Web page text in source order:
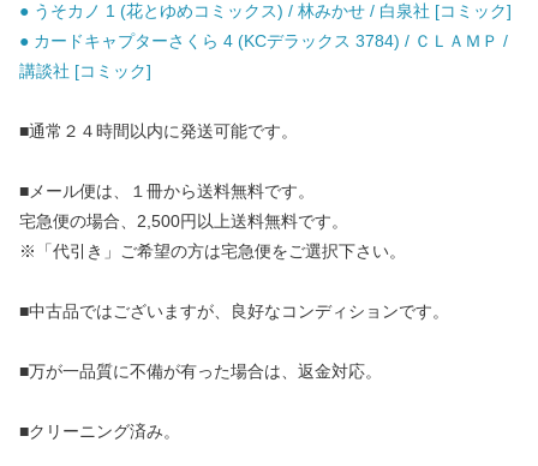
● うそカノ 1 (花とゆめコミックス) / 林みかせ / 白泉社 [コミック]
● カードキャプターさくら 4 (KCデラックス 3784) / ＣＬＡＭＰ /
講談社 [コミック]
■通常２４時間以内に発送可能です。
■メール便は、１冊から送料無料です。
宅急便の場合、2,500円以上送料無料です。
※「代引き」ご希望の方は宅急便をご選択下さい。
■中古品ではございますが、良好なコンディションです。
■万が一品質に不備が有った場合は、返金対応。
■クリーニング済み。